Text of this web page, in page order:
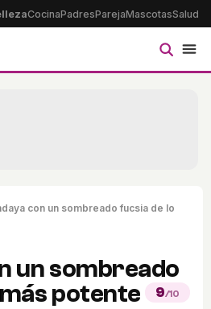
CocinaPadresParejaMascotasSalud
con un sombreado fucsia de lo
un sombreado
potente
9/10